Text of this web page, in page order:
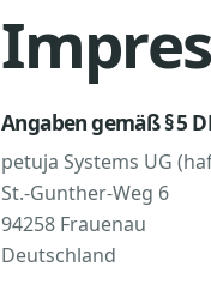
Angaben gemäß § 5
petuja Systems UG
St.-Gunther-Weg 6
94258 Frauenau
Deutschland